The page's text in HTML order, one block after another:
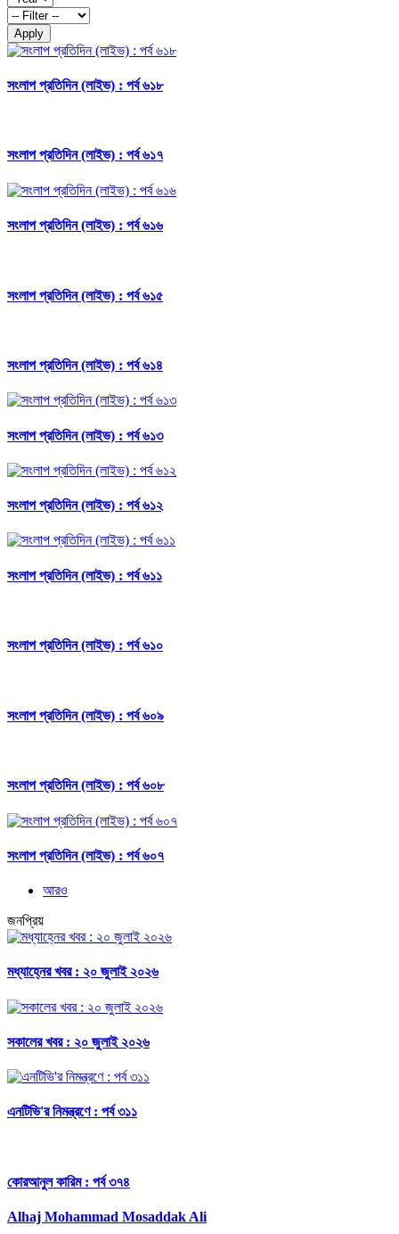
Apply
সংলাপ প্রতিদিন (লাইভ) : পর্ব ৬১৮
সংলাপ প্রতিদিন (লাইভ) : পর্ব ৬১৭
সংলাপ প্রতিদিন (লাইভ) : পর্ব ৬১৬
সংলাপ প্রতিদিন (লাইভ) : পর্ব ৬১৫
সংলাপ প্রতিদিন (লাইভ) : পর্ব ৬১৪
সংলাপ প্রতিদিন (লাইভ) : পর্ব ৬১৩
সংলাপ প্রতিদিন (লাইভ) : পর্ব ৬১২
সংলাপ প্রতিদিন (লাইভ) : পর্ব ৬১১
সংলাপ প্রতিদিন (লাইভ) : পর্ব ৬১০
সংলাপ প্রতিদিন (লাইভ) : পর্ব ৬০৯
সংলাপ প্রতিদিন (লাইভ) : পর্ব ৬০৮
সংলাপ প্রতিদিন (লাইভ) : পর্ব ৬০৭
আরও
জনপ্রিয়
মধ্যাহ্নের খবর : ২০ জুলাই ২০২৬
সকালের খবর : ২০ জুলাই ২০২৬
এনটিভি'র নিমন্ত্রণে : পর্ব ৩১১
কোরআনুল কারিম : পর্ব ৩৭৪
Alhaj Mohammad Mosaddak Ali